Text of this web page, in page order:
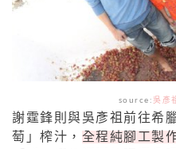
source:吳彥
謝霆鋒則與吳彥祖前往希
萄」榨汁， 全程純腳工製